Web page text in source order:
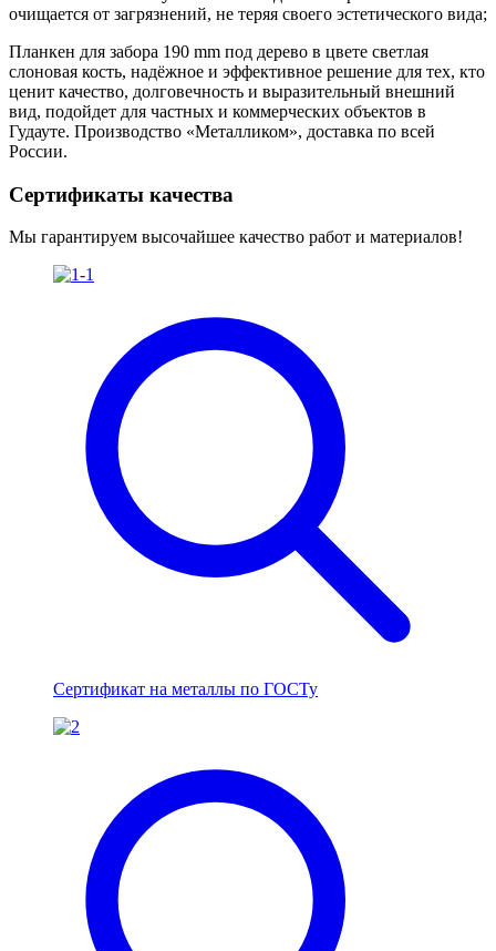
очищается от загрязнений, не теряя своего эстетического вида;
Планкен для забора 190 mm под дерево в цвете светлая
слоновая кость, надёжное и эффективное решение для тех, кто
ценит качество, долговечность и выразительный внешний
вид, подойдет для частных и коммерческих объектов в
Гудауте. Производство «Металликом», доставка по всей
России.
Сертификаты качества
Мы гарантируем высочайшее качество работ и материалов!
Сертификат на металлы по ГОСТу